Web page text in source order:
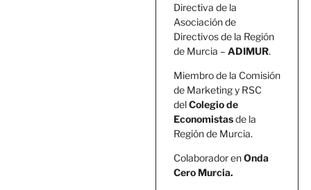
Directiva de la
Asociación de
Directivos de la Región
de Murcia – ADIMUR.
Miembro de la Comisión
de Marketing y RSC
delColegio de
Economistasde la
Región de Murcia.
Colaborador enOnda
Cero Murcia.